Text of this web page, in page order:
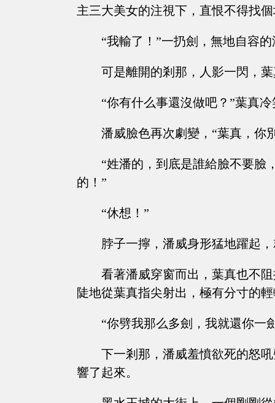
主三大美女的注視下，直恨不得找
“我輸了！”一扔劍，無地自容
可是離開的剎那，人影一閃，
“你有什么事還沒做吧？”葉真
潘威臉色再次劇變，“葉真，你
“姓潘的，到底是誰給臉不要臉
的！”
“休想！”
脖子一擰，潘威身形猛地躍起
看著潘威穿窗而出，葉真也不
陡地從葉真指尖射出，極有分寸的
“你劈我那么多劍，我就還你一
下一剎那，潘威羞憤欲死的怒
響了起來。